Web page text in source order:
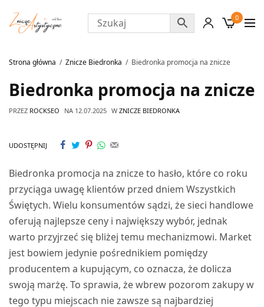
0
Strona główna Znicze Biedronka Biedronka promocja na znicze
Biedronka promocja na znicze
PRZEZ ROCKSEO NA 12.07.2025 W ZNICZE BIEDRONKA
UDOSTĘPNIJ
Biedronka promocja na znicze to hasło, które co roku
przyciąga uwagę klientów przed dniem Wszystkich
Świętych. Wielu konsumentów sądzi, że sieci handlowe
oferują najlepsze ceny i największy wybór, jednak
warto przyjrzeć się bliżej temu mechanizmowi. Market
jest bowiem jedynie pośrednikiem pomiędzy
producentem a kupującym, co oznacza, że dolicza
swoją marżę. To sprawia, że wbrew pozorom zakupy w
tego typu miejscach nie zawsze są najbardziej